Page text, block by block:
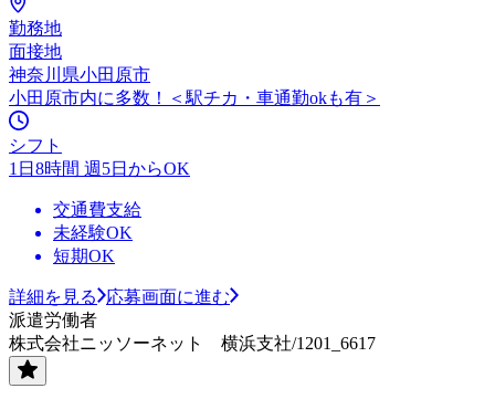
勤務地
面接地
神奈川県小田原市
小田原市内に多数！＜駅チカ・車通勤okも有＞
シフト
1日8時間 週5日からOK
交通費支給
未経験OK
短期OK
詳細を見る
応募画面に進む
派遣労働者
株式会社ニッソーネット 横浜支社/1201_6617